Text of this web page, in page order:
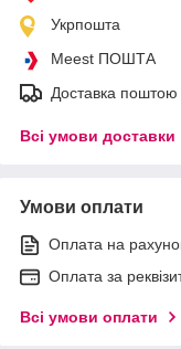
Укрпошта
Meest ПОШТА
Доставка поштою
Всі умови доставки
Умови оплати
Оплата на
Оплата за
Всі умови оплати